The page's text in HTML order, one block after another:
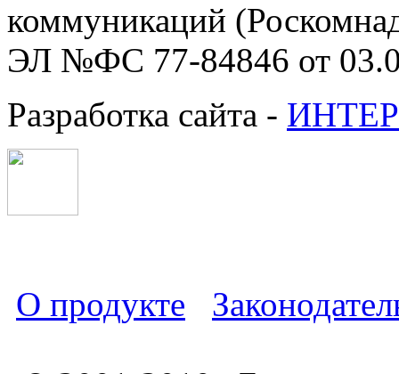
коммуникаций
ЭЛ №ФС 77-84846 от
Разработка сайта -
О продукте